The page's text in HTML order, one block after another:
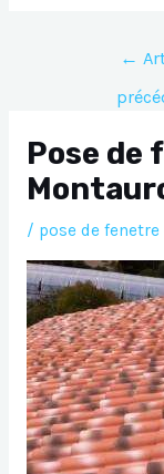
Navigation
l’article
←
Pose de
/ pose de